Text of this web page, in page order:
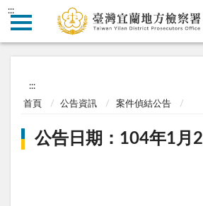
:::
:::
首頁 公告資訊 案件偵結公告
公告日期：104年1月